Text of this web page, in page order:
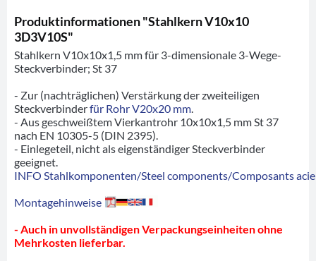
Produktinformationen "Stahlkern V10x10
3D3V10S"
Stahlkern V10x10x1,5 mm für 3-dimensionale 3-Wege-
Steckverbinder; St 37
- Zur (nachträglichen) Verstärkung der zweiteiligen
Steckverbinderfür Rohr V20x20 mm
- Aus geschweißtem Vierkantrohr 10x10x1,5 mm St 37
nach EN 10305-5 (DIN 2395).
- Einlegeteil, nicht als eigenständiger Steckverbinder
geeignet.
INFO Stahlkomponenten/Steel components/Composants
Montagehinweise
- Auch in unvollständigen Verpackungseinheiten ohne
Mehrkosten lieferbar.